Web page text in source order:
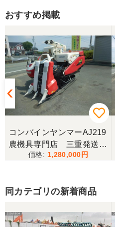
おすすめ掲載
コンバインヤンマーAJ219
農機具専門店 三重発送整
備済み
1,280,000
同カテゴリの新着商品